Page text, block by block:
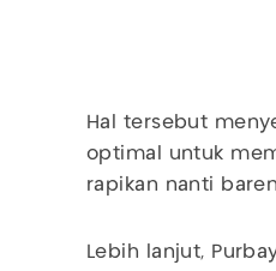
Hal tersebut
optimal untuk
rapikan nanti
Lebih lanjut,